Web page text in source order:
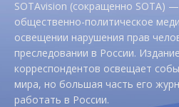
SOTAvision (сокращенно SOTA)
общественно-политическое
освещении нарушения прав
преследовании в России.
корреспондентов освещает
мира, но большая часть его
работать в России.